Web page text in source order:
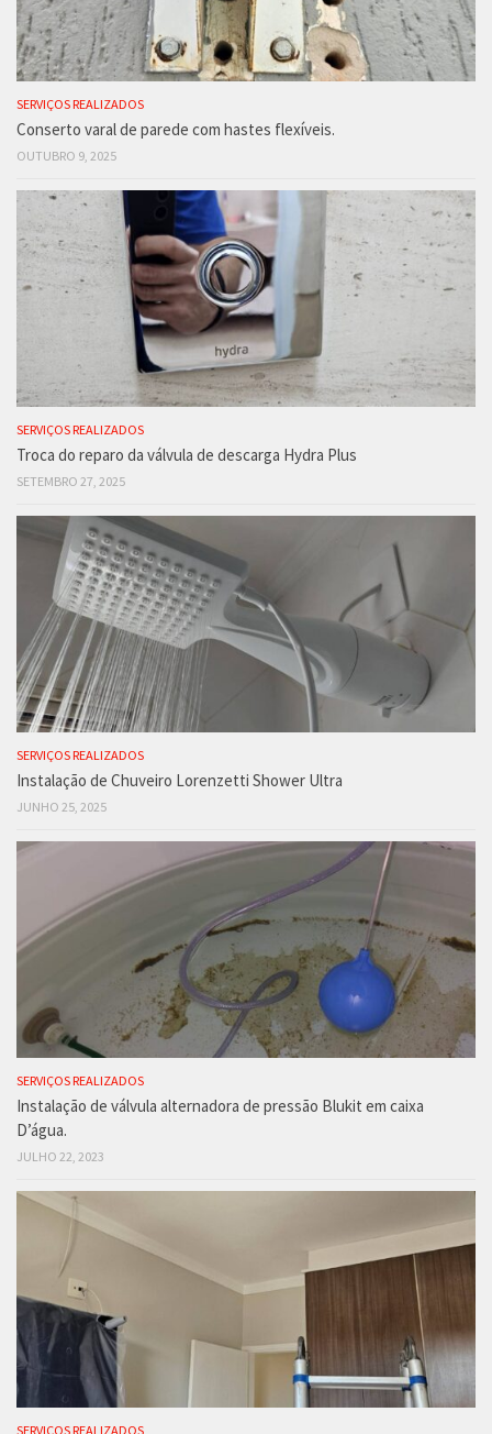
SERVIÇOS REALIZADOS
Conserto varal de parede com hastes flexíveis.
OUTUBRO 9, 2025
SERVIÇOS REALIZADOS
Troca do reparo da válvula de descarga Hydra Plus
SETEMBRO 27, 2025
SERVIÇOS REALIZADOS
Instalação de Chuveiro Lorenzetti Shower Ultra
JUNHO 25, 2025
SERVIÇOS REALIZADOS
Instalação de válvula alternadora de pressão Blukit em caixa
D’água.
JULHO 22, 2023
SERVIÇOS REALIZADOS